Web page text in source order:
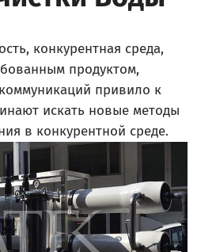
конкурентная среда,
продуктом,
привило к
искать новые методы
в конкурентной среде.